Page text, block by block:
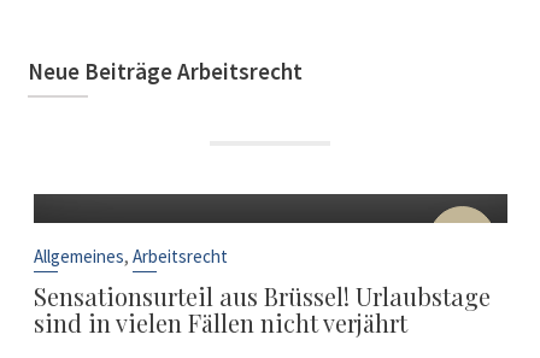
Neue Beiträge Arbeitsrecht
22
Allgemeines, Arbeitsrecht
Sensationsurteil aus Brüssel! Urlaubstage
sind in vielen Fällen nicht verjährt